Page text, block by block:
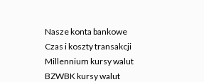
Nasze konta bankowe
Czas i koszty transakcji
Millennium kursy walut
BZWBK kursy walut